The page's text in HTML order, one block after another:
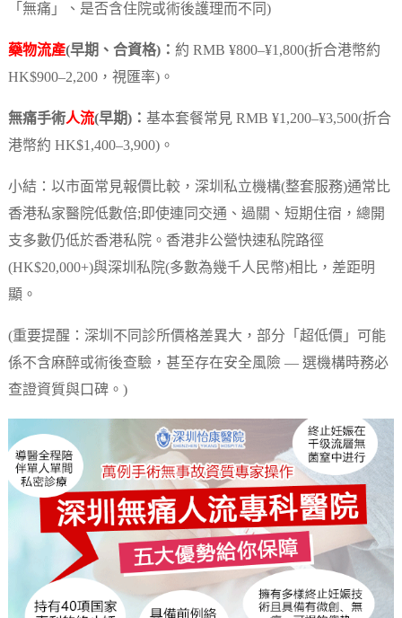
「無痛」、是否含住院或術後護理而不同)
藥物流產(早期、合資格)： 約 RMB ¥800–¥1,800(折合港幣約
HK$900–2,200，視匯率)。
無痛手術人流(早期)： 基本套餐常見 RMB ¥1,200–¥3,500(折合
港幣約 HK$1,400–3,900)。
小結：以市面常見報價比較，深圳私立機構(整套服務)通常比
香港私家醫院低數倍;即使連同交通、過關、短期住宿，總開
支多數仍低於香港私院。香港非公營快速私院路徑
(HK$20,000+)與深圳私院(多數為幾千人民幣)相比，差距明
顯。
(重要提醒：深圳不同診所價格差異大，部分「超低價」可能
係不含麻醉或術後查驗，甚至存在安全風險 — 選機構時務必
查證資質與口碑。)